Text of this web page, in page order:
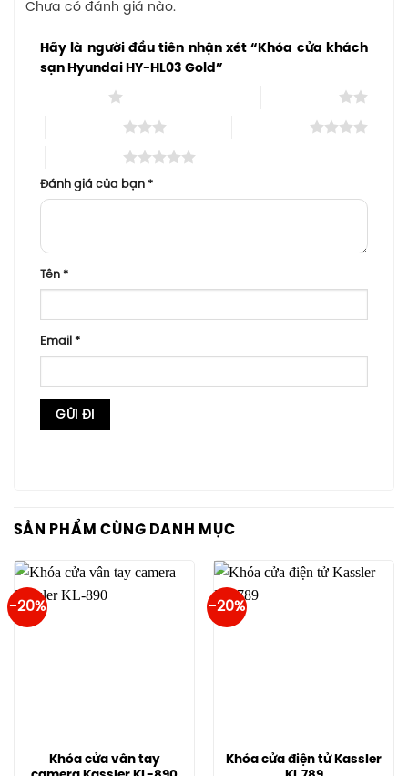
Chưa có đánh giá nào.
Hãy là người đầu tiên nhận xét “Khóa cửa khách
sạn Hyundai HY-HL03 Gold”
Đánh giá của bạn *
Tên *
Email *
SẢN PHẨM CÙNG DANH MỤC
-20%
Khóa cửa vân tay
-20%
Khóa cửa điện tử Kassler